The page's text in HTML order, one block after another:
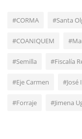
#CORMA #Santa
#COANIQUEM
#Semilla #Fiscalía
#Eje Carmen #José
#Forraje #Jimena